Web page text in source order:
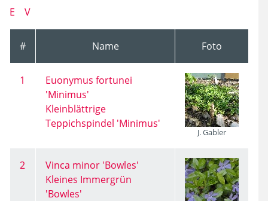
E V
# Name Foto
1
Euonymus fortunei
'Minimus'
Kleinblättrige
Teppichspindel 'Minimus'
J. Gabler
2
Vinca minor 'Bowles'
Kleines Immergrün
'Bowles'